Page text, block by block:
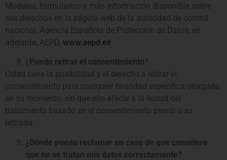
Modelos, formularios y más información disponible sobre
sus derechos en la página web de la autoridad de control
nacional, Agencia Española de Protección de Datos, en
adelante, AEPD, www.aepd.es
¿Puedo retirar el consentimiento?
Usted tiene la posibilidad y el derecho a retirar el
consentimiento para cualquier finalidad específica otorgada
en su momento, sin que ello afecte a la licitud del
tratamiento basado en el consentimiento previo a su
retirada.
¿Dónde puedo reclamar en caso de que considere
que no se tratan mis datos correctamente?